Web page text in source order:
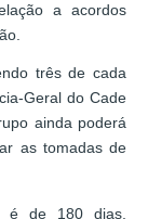
a acordos
três de cada
Geral do Cade
ainda poderá
as tomadas de
é de 180 dias,